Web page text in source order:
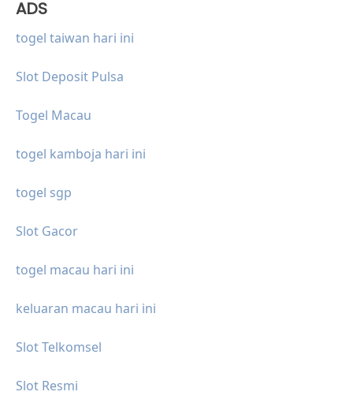
ADS
togel taiwan hari ini
Slot Deposit Pulsa
Togel Macau
togel kamboja hari ini
togel sgp
Slot Gacor
togel macau hari ini
keluaran macau hari ini
Slot Telkomsel
Slot Resmi